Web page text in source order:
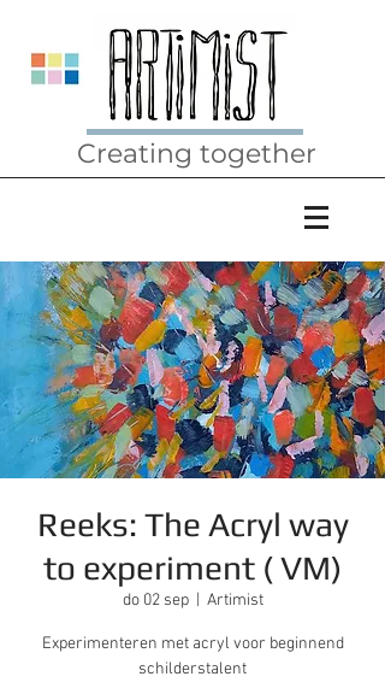
Creating together
Reeks: The Acryl way
to experiment ( VM)
do 02 sep
  |
Artimist
Experimenteren met acryl voor beginnend
schilderstalent